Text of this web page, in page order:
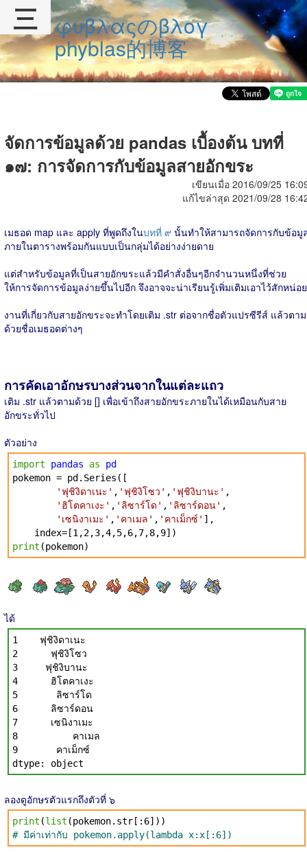
φυβλαςのβλογ
phyblas的博客
จัดการข้อมูลด้วย pandas เบื้องต้น บทที่
๑๗: การจัดการกับข้อมูลสายอักขระ
เขียนเมื่อ 2016/09/25
แก้ไขล่าสุด 2021/09/28
เมธอด map และ apply ที่พูดถึงในบทที่ ๙ นั้นทำให้สามารถจัดการกับข้อมู
ภายในตารางพร้อมกันแบบเป็นกลุ่มได้อย่างง่ายดาย
แต่สำหรับข้อมูลที่เป็นสายอักขระแล้วมีคำสั่งอื่นๆอีกจำนวนหนึ่งที่ช่วย
ให้การจัดการข้อมูลง่ายขึ้นไปอีก จึงอาจจะน่าเรียนรู้เพิ่มเติมเอาไว้สักหน่อย
งานที่เกี่ยวกับสายอักขระจะทำโดยเติม .str ต่อจากชื่อตัวแปรซีรีส์ แล้วตาม
ด้วยชื่อเมธอดต่างๆ
การคัดเอาอักษรบางส่วนจากในแต่ละแถว
เติม .str แล้วตามด้วย [] เพื่อเข้าถึงสายอักขระภายในได้เหมือนกับสาย
อักขระทั่วไป
ตัวอย่าง
import pandas as
pd
pokemon = pd.Series([
'ฟุชิงิดาเนะ' , 'ฟุชิงิโซว' , 'ฟุชิงิบานะ' ,
'ฮิโตคาเงะ' , 'ลิซาร์โด' , 'ลิซาร์ดอน' ,
'เซนิงาเมะ' , 'คาเมล' , 'คาเม็กซ์' ],
index=[1,2,3,4,5,6,7,8,9])
print (pokemon)
ได้
1 ฟุชิงิดาเนะ
2 ฟุชิงิโซว
3 ฟุชิงิบานะ
4 ฮิโตคาเงะ
5 ลิซาร์โด
6 ลิซาร์ดอน
7 เซนิงาเมะ
8 คาเมล
9 คาเม็กซ์
dtype: object
ลองดูอักษรตัวแรกถึงตัวที่ ๖
print (list (pokemon.str[:6]))
# มีค่าเท่ากับ pokemon.apply(lambda x:x[:6])
三